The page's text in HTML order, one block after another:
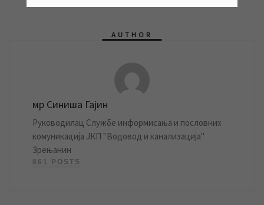
AUTHOR
мр Синиша Гајин
Руководилац Службе информисања и пословних
комуникација ЈКП "Водовод и канализација"
Зрењанин
861 POSTS